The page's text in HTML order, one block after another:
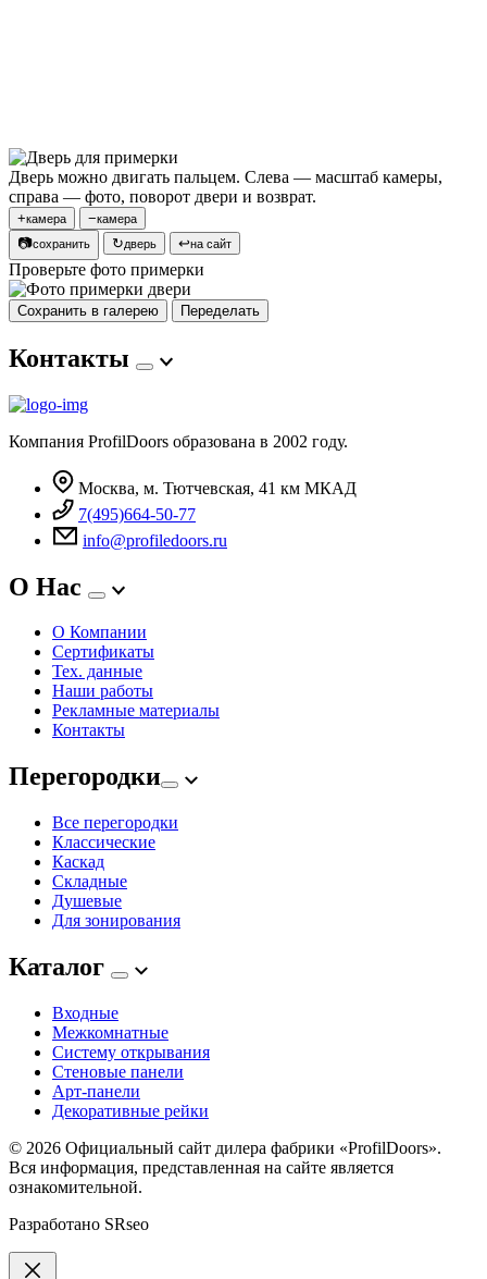
Дверь можно двигать пальцем. Слева — масштаб камеры,
справа — фото, поворот двери и возврат.
+камера −камера
📷сохранить ↻дверь ↩на сайт
Проверьте фото примерки
Сохранить в галерею Переделать
Контакты
Компания ProfilDoors образована в 2002 году.
Москва, м. Тютчевская, 41 км МКАД
7(495)664-50-77
info@profiledoors.ru
О Нас
О Компании
Сертификаты
Тех. данные
Наши работы
Рекламные материалы
Контакты
Перегородки
Все перегородки
Классические
Каскад
Складные
Душевые
Для зонирования
Каталог
Входные
Межкомнатные
Систему открывания
Стеновые панели
Арт-панели
Декоративные рейки
© 2026 Официальный сайт дилера фабрики «ProfilDoors».
Вся информация, представленная на сайте является
ознакомительной.
Разработано SRseo